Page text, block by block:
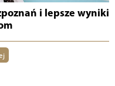
i lepsze wyniki